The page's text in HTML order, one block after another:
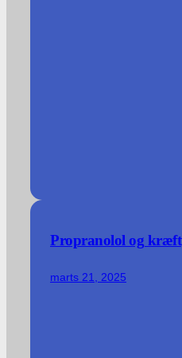
Propranolol og kræft
marts 21, 2025